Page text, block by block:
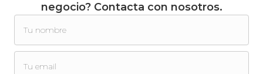
negocio? Contacta con nosotros.